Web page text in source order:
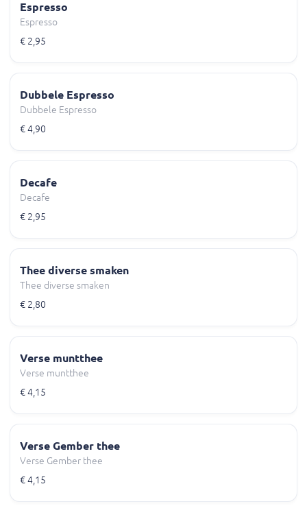
Espresso
Espresso
€ 2,95
Dubbele Espresso
Dubbele Espresso
€ 4,90
Decafe
Decafe
€ 2,95
Thee diverse smaken
Thee diverse smaken
€ 2,80
Verse muntthee
Verse muntthee
€ 4,15
Verse Gember thee
Verse Gember thee
€ 4,15